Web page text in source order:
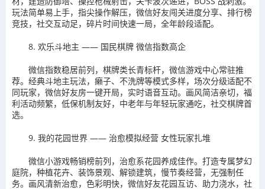
玩法简单易上手，指尖操作解压，微信好友闯关进度分享、排行榜
竞技，社交互动足，碎片时间快速一局，全年龄段适配。
8. 欢乐斗地主 —— 国民棋牌 微信指数高企
微信指数稳居前列，棋牌类长青标杆，微信游戏中心常驻推
荐。经典斗地主玩法，癞子、不洗牌等模式多样，场次分级适配不
同玩家，微信好友房一键开局，实时语音互动。画风简洁亲切，福
利活动频繁，低保机制友好，中老年与年轻玩家通吃，社交棋牌首
选。
9. 我的花园世界 —— 治愈模拟经营 女性玩家扎堆
微信小游戏畅销榜前列，治愈系花园养成佳作。打造专属梦幻
庭院，种植花卉、装饰景观、解锁建筑，慢节奏经营，无强制任
务。画风清新治愈，色彩明快，微信好友花园互访、助力浇水，社